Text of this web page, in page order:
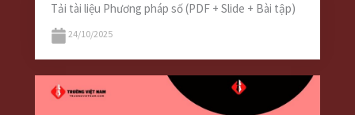
Tải tài liệu Phương pháp số (PDF + Slide + Bài tập)
24/10/2025